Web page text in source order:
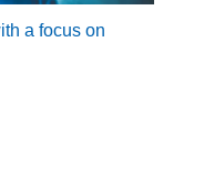
a focus on